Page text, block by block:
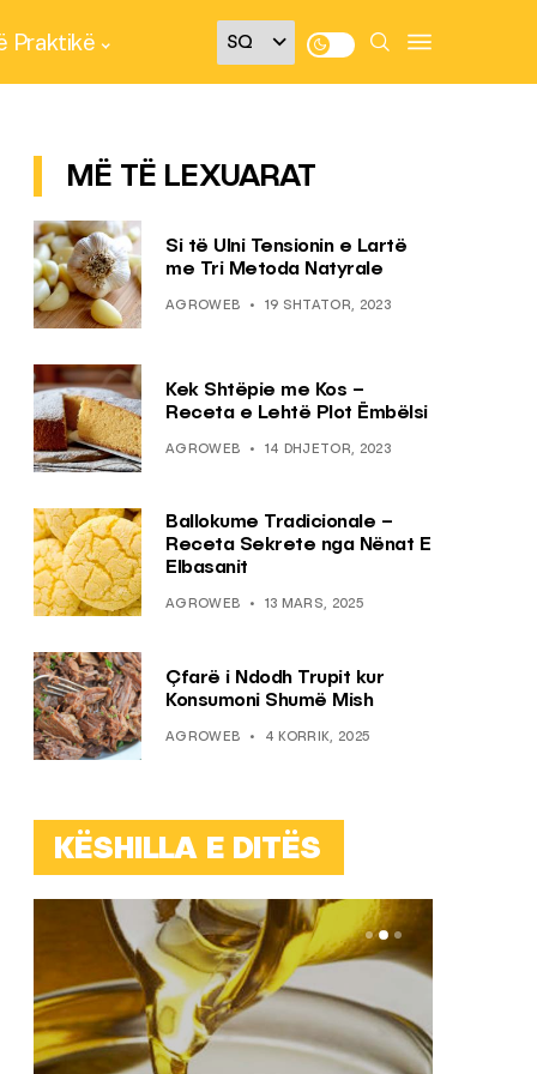
Praktikë
MË TË LEXUARAT
Si të Ulni Tensionin e Lartë
me Tri Metoda Natyrale
AGROWEB 19 SHTATOR, 2023
Kek Shtëpie me Kos –
Receta e Lehtë Plot Ëmbëlsi
AGROWEB 14 DHJETOR, 2023
Ballokume Tradicionale –
Receta Sekrete nga Nënat E
Elbasanit
AGROWEB 13 MARS, 2025
Çfarë i Ndodh Trupit kur
Konsumoni Shumë Mish
AGROWEB 4 KORRIK, 2025
KËSHILLA E DITËS